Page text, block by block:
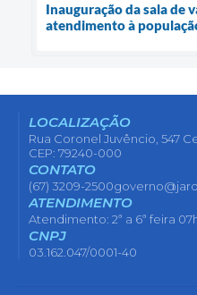
Inauguração da sala de
atendimento à
LOCALIZAÇÃO
Rua Coronel Juvêncio, 547
CEP: 79240-000
CONTATO
(67) 3209-2500
ATENDIMENTO
Atendimento: 2ª a 6ª feira
CNPJ
03.162.047/0001-40